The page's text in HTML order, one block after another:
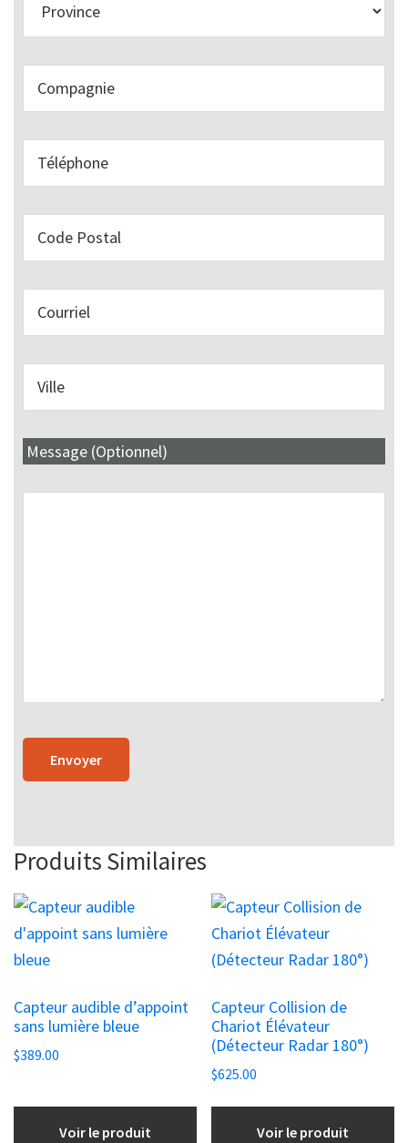
Message (Optionnel)
Produits Similaires
Capteur audible d’appoint
sans lumière bleue
$389.00
Voir le produit
Capteur Collision de
Chariot Élévateur
(Détecteur Radar 180°)
$625.00
Voir le produit